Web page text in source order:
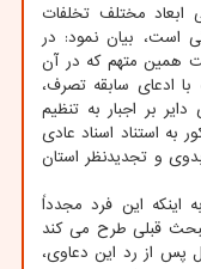
ابعاد مختلف تخلفات
است، بیان نمود: در
۱۳۹۰ فردی با وکالت همین متهم که در آن
ادعای سابقه تصرف،
بر اجبار به تنظیم
مذکور به استناد اسناد عادی
و تجدیدنظر استان
اینکه این فرد مجدداً
قبلی طرح می کند
پس از رد این دعاوی،